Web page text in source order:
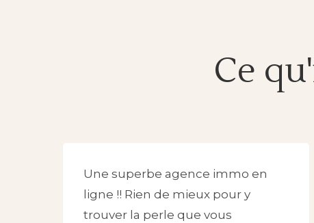
Ce
Une superbe agence immo en
ligne !! Rien de mieux pour y
trouver la perle que vous